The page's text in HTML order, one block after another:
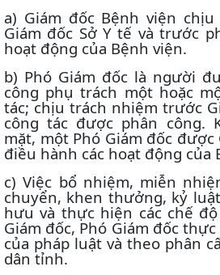
a) Giám đốc Bệnh viện
Giám đốc Sở Y tế và trước
hoạt động của Bệnh viện.
b) Phó Giám đốc là người
công phụ trách một hoặc
tác; chịu trách nhiệm trước
công tác được phân công.
mặt, một Phó Giám đốc
điều hành các hoạt động của
c) Việc bổ nhiệm, miễn
chuyển, khen thưởng, kỷ
hưu và thực hiện các chế
Giám đốc, Phó Giám đốc
của pháp luật và theo phân
dân tỉnh.